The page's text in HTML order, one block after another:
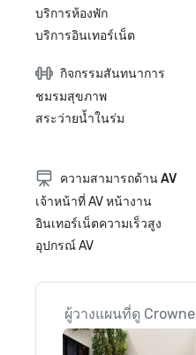
บริการห้องพัก
บริการอินเทอร์เน็ต
กิจกรรมสันทนาการ
ชมรมสุขภาพ
สระว่ายน้ำในร่ม
ความสามารถด้าน AV
เจ้าหน้าที่ AV หน้างาน
อินเทอร์เน็ตความเร็วสูง
อุปกรณ์ AV
ผู้วางแผนที่ดู